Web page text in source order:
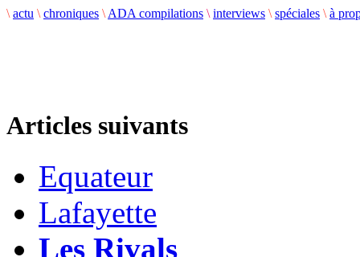
\ actu \ chroniques \ ADA compilations \ interviews \ spéciales \ à
Articles suivants
Equateur
Lafayette
Les Rivals